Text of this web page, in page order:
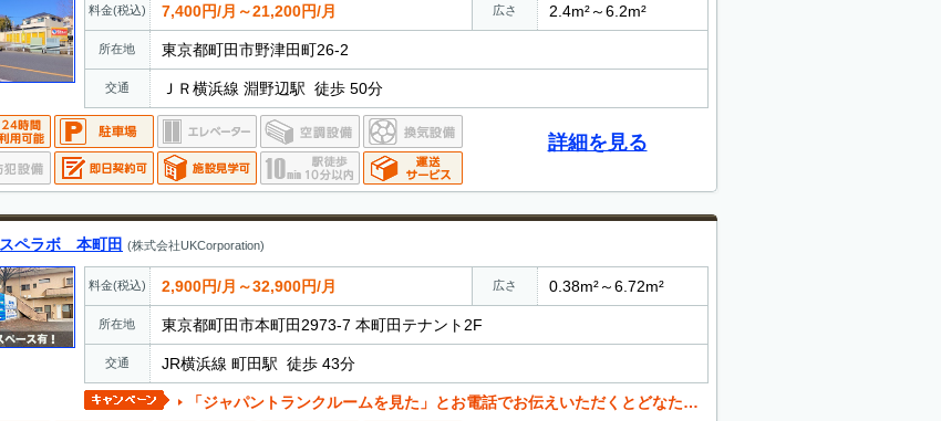
料金(税込) 7,400円/月～21,200円/月 広さ 2.4m²～6.2m²
所在地 東京都町田市野津田町26-2
交通 ＪＲ横浜線 淵野辺駅 徒歩 50分
詳細を見る
スペラボ 本町田 (株式会社UKCorporation)
料金(税込) 2,900円/月～32,900円/月 広さ 0.38m²～6.72m²
所在地 東京都町田市本町田2973-7 本町田テナント2F
交通 JR横浜線 町田駅 徒歩 43分
「ジャパントランクルームを見た」とお電話でお伝えいただくとどなたでも値引き可能。 お気軽にご相談ください。